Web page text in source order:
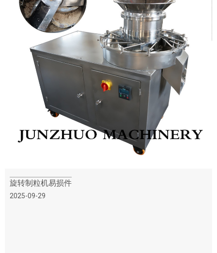
旋转制粒机易损件
2025-09-29